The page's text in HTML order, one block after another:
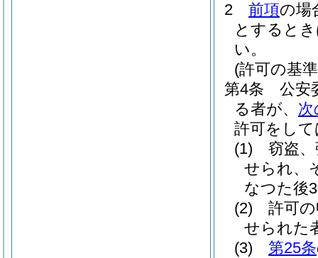
2
前項の場
とすると
い。
(許可の基
第4条
公安
る者が、 次
許可をし
(1)
窃盗
せられ、
なつた後
(2)
許可
せられた
(3)
第25条